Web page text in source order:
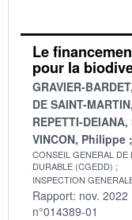
Le
pour la
GRAVIER-
DE SAINT-
REPETTI-
VINCON, Philippe
CONSEIL GENERAL
DURABLE (CGEDD)
INSPECTION
Rapport: nov. 2022
n°014389-01